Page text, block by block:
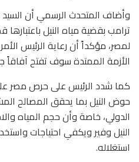
وأضاف المتحدث الرسمي أن
ترامب بقضية مياه النيل
لمصر، مؤكداً أن رعاية الرئيس
الأزمة الممتدة سوف تفتح آفاقاً
كما شدد الرئيس على حرص مصر
حوض النيل بما يحقق المصالح
الدولي، خاصة وأن حجم المياه
النيل وفير ويكفي احتياجات
استغلاله.